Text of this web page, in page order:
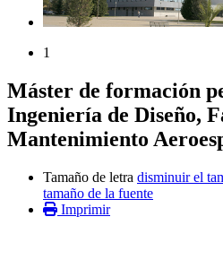
1
Máster de formación
Ingeniería de Diseño,
Mantenimiento
Tamaño de letra disminuir el
tamaño de la fuente
Imprimir